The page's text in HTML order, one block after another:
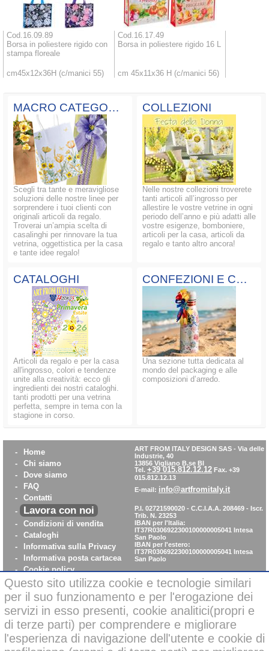
Cod.16.09.89
Borsa in poliestere rigido con
stampa floreale
cm45x12x36H (c/manici 55)
Cod.16.17.49
Borsa in poliestere rigido 16 L
cm 45x11x36 H (c/manici 56)
MACRO CATEGORIE
Scegli tra tante e meravigliose
soluzioni delle nostre linee per
sorprendere i tuoi clienti con
originali articoli da regalo.
Troverai un’ampia scelta di
casalinghi per rinnovare la tua
vetrina, oggettistica per la casa
e tante idee regalo!
COLLEZIONI
Nelle nostre collezioni troverete
tanti articoli all’ingrosso per
allestire le vostre vetrine in ogni
periodo dell’anno e più adatti alle
vostre esigenze, bomboniere,
articoli per la casa, articoli da
regalo e tanto altro ancora!
CATALOGHI
Articoli da regalo e per la casa
all'ingrosso, colori e tendenze
unite alla creatività: ecco gli
ingredienti dei nostri cataloghi.
tanti prodotti per una vetrina
perfetta, sempre in tema con la
stagione in corso.
CONFEZIONI E COMPOSIZIONI
Una sezione tutta dedicata al
mondo del packaging e alle
composizioni d’arredo.
-
Home
-
Chi siamo
-
Dove siamo
-
FAQ
-
Contatti
-
Lavora con noi
-
Condizioni di vendita
-
Cataloghi
-
Informativa sulla Privacy
-
Informativa posta cartacea
- Cookie policy
- WhistleBlowing
Parità di Genere
ART FROM ITALY DESIGN SAS - Via delle
Industrie, 40
13856 Vigliano B.se BI
Tel. +39 015.812.12.12 Fax. +39
015.812.12.13
E-mail: info@artfromitaly.it
P.I. 02721590020 - C.C.I.A.A. 208469 - Iscr.
Trib. N. 23253
IBAN per l'Italia:
IT37R0306922300100000005041 Intesa
San Paolo
IBAN per l'estero:
IT37R0306922300100000005041 Intesa
San Paolo
Pagamenti sicuri con carta di credito on-line
Questo sito utilizza cookie e tecnologie similari
per il suo funzionamento e per l'erogazione dei
servizi in esso presenti, cookie analitici(propri e
di terze parti) per comprendere e migliorare
l'esperienza di navigazione dell'utente e cookie di